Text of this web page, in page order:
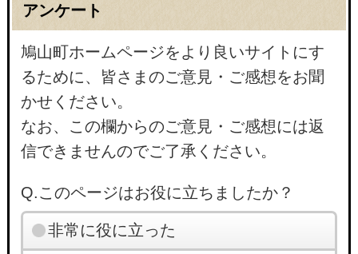
アンケート
鳩山町ホームページをより良いサイトにす
るために、皆さまのご意見・ご感想をお聞
かせください。
なお、この欄からのご意見・ご感想には返
信できませんのでご了承ください。
Q.このページはお役に立ちましたか？
非常に役に立った